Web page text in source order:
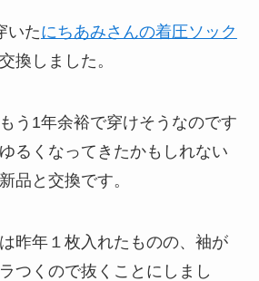
いたにちあみさんの着圧ソック
換しました。
う1年余裕で穿けそうなのです
るくなってきたかもしれない
品と交換です。
昨年１枚入れたものの、袖が
つくので抜くことにしまし